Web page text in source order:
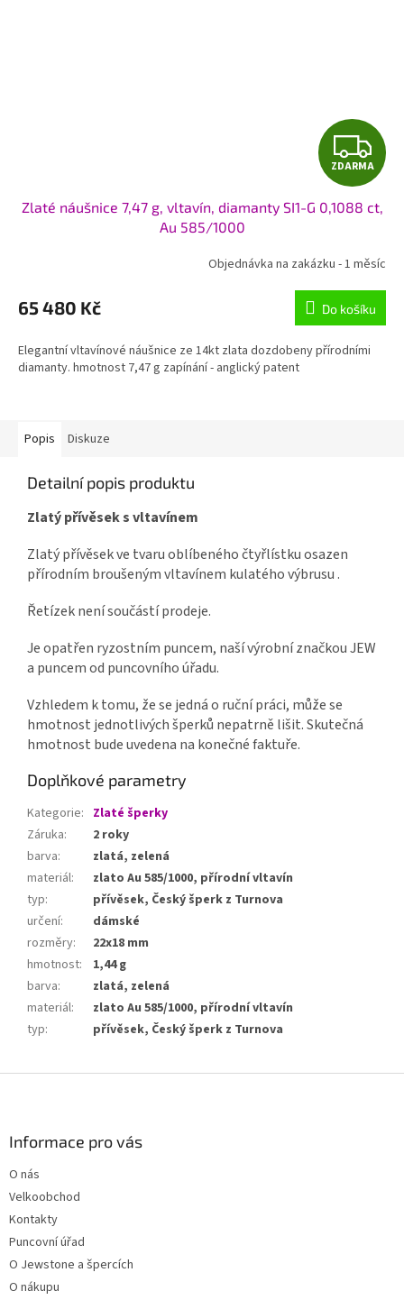
Z
D
A
R
M
A
ZDARMA
Zlaté náušnice 7,47 g, vltavín, diamanty SI1-G 0,1088 ct,
Au 585/1000
Objednávka na zakázku - 1 měsíc
65 480 Kč Do košíku
Elegantní vltavínové náušnice ze 14kt zlata dozdobeny přírodními
diamanty. hmotnost 7,47 g zapínání - anglický patent
Popis Diskuze
Detailní popis produktu
Zlatý přívěsek s vltavínem
Zlatý přívěsek ve tvaru oblíbeného čtyřlístku osazen
přírodním broušeným vltavínem kulatého výbrusu .
Řetízek není součástí prodeje.
Je opatřen ryzostním puncem, naší výrobní značkou JEW
a puncem od puncovního úřadu.
Vzhledem k tomu, že se jedná o ruční práci, může se
hmotnost jednotlivých šperků nepatrně lišit. Skutečná
hmotnost bude uvedena na konečné faktuře.
Doplňkové parametry
Kategorie: Zlaté šperky
Záruka:
2 roky
barva:
zlatá, zelená
materiál:
zlato Au 585/1000, přírodní vltavín
typ:
přívěsek, Český šperk z Turnova
určení:
dámské
rozměry:
22x18 mm
hmotnost:
1,44 g
barva:
zlatá, zelená
materiál:
zlato Au 585/1000, přírodní vltavín
typ: přívěsek, Český šperk z Turnova
Informace pro vás
O nás
Velkoobchod
Kontakty
Puncovní úřad
O Jewstone a špercích
O nákupu